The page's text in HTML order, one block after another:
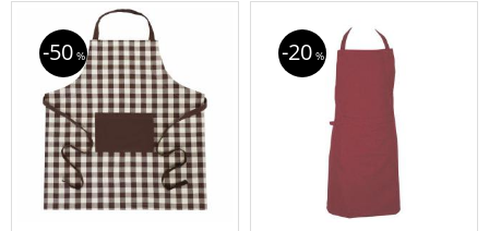
50 % 20 %